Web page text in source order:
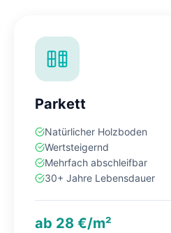
Parkett
Natürlicher Holzboden
Wertsteigernd
Mehrfach abschleifbar
30+ Jahre Lebensdauer
ab 28 €/m²